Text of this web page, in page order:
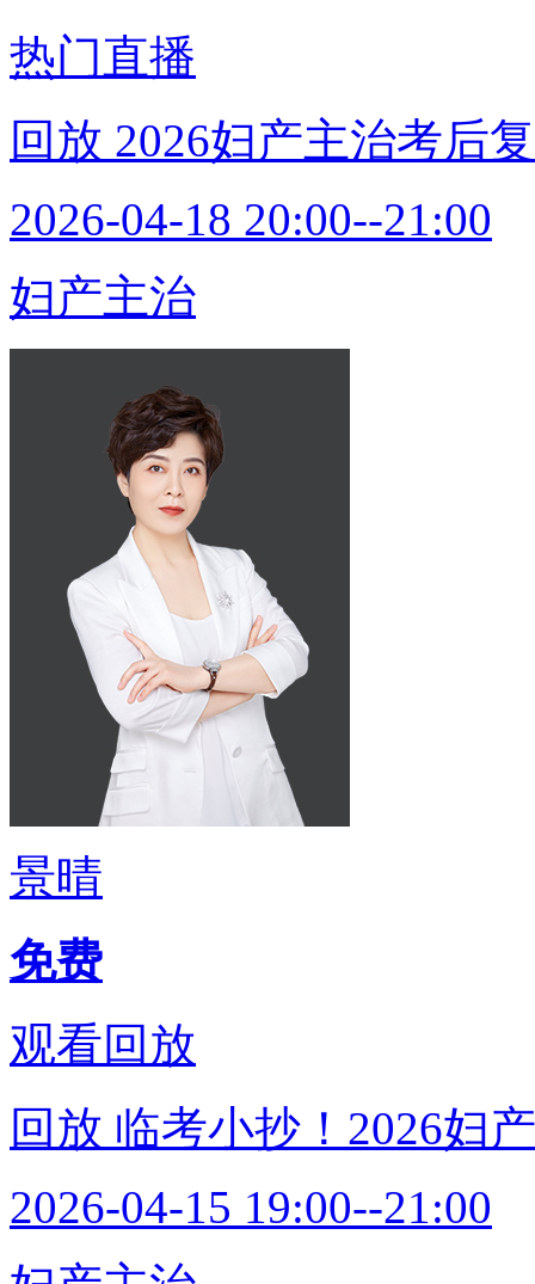
热门直播
回放 2026妇产主治考后
2026-04-18 20:00--21:00
妇产主治
景晴
免费
观看回放
回放 临考小抄！2026妇
2026-04-15 19:00--21:00